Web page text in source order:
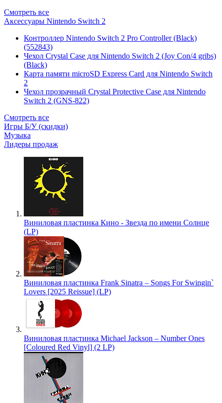
Смотреть все
Аксессуары Nintendo Switch 2
Контроллер Nintendo Switch 2 Pro Controller (Black)
(552843)
Чехол Сrystal Сase для Nintendo Switch 2 (Joy Con/4 gribs)
(Black)
Карта памяти microSD Express Card для Nintendo Switch
2
Чехол прозрачный Crystal Protective Case для Nintendo
Switch 2 (GNS-822)
Смотреть все
Игры Б/У (скидки)
Музыка
Лидеры продаж
Виниловая пластинка Кино - Звезда по имени Солнце
(LP)
Виниловая пластинка Frank Sinatra – Songs For Swingin`
Lovers [2025 Reissue] (LP)
Виниловая пластинка Michael Jackson – Number Ones
[Coloured Red Vinyl] (2 LP)